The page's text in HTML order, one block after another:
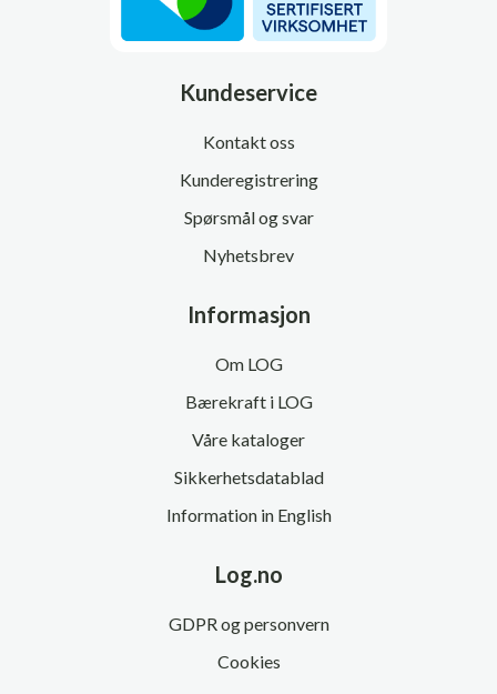
Kundeservice
Kontakt oss
Kunderegistrering
Spørsmål og svar
Nyhetsbrev
Informasjon
Om LOG
Bærekraft i LOG
Våre kataloger
Sikkerhetsdatablad
Information in English
Log.no
GDPR og personvern
Cookies